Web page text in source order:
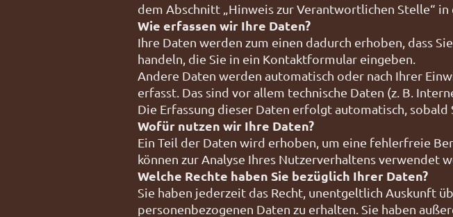
dem Abschnitt „Hinweis zur Verantwortlichen Stelle“
Wie erfassen wir Ihre Daten?
Ihre Daten werden zum einen dadurch erhoben, dass
handeln, die Sie in ein Kontaktformular eingeben.
Andere Daten werden automatisch oder nach Ihrer
erfasst. Das sind vor allem technische Daten (z. B.
Die Erfassung dieser Daten erfolgt automatisch, sobald
Wofür nutzen wir Ihre Daten?
Ein Teil der Daten wird erhoben, um eine fehlerfreie
können zur Analyse Ihres Nutzerverhaltens verwendet
Welche Rechte haben Sie bezüglich Ihrer Daten?
Sie haben jederzeit das Recht, unentgeltlich Auskunft
personenbezogenen Daten zu erhalten. Sie haben